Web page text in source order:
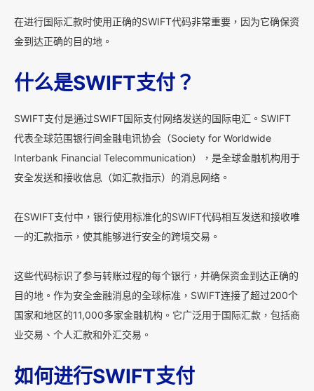
在进行国际汇款时使用正确的SWIFT代码非常重要，因为它确保资
金到达正确的目的地。
什么是SWIFT支付？
SWIFT支付是通过SWIFT国际支付网络发送的国际电汇。SWIFT
代表全球范围银行间金融电讯协会（Society for Worldwide
Interbank Financial Telecommunication），是全球金融机构用于
安全发送和接收信息（如汇款指示）的消息网络。
在SWIFT支付中，银行使用标准化的SWIFT代码相互发送和接收唯
一的汇款指示，使其能够进行安全的跨境交易。
这些代码标识了参与转账过程的每个银行，并确保资金到达正确的
目的地。作为安全金融消息的全球标准，SWIFT连接了超过200个
国家和地区的11,000多家金融机构。它广泛用于国际汇款，包括商
业交易、个人汇款和外汇交易。
如何进行SWIFT支付